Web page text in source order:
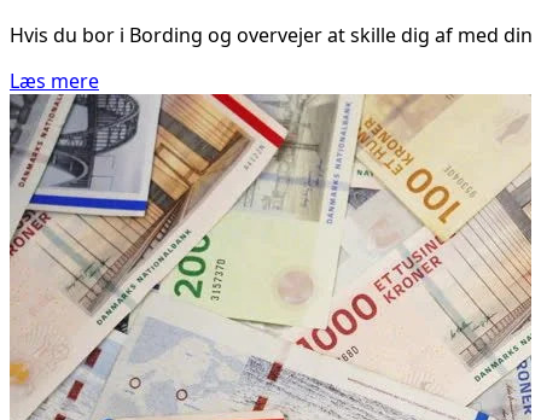
Hvis du bor i Bording og overvejer at skille dig af med
Læs mere